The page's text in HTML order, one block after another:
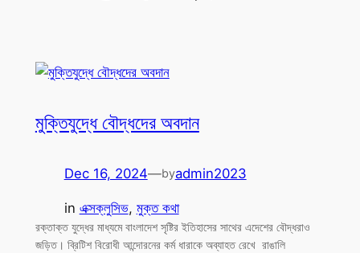
মুক্তিযুদ্ধে বৌদ্ধদের অবদান
Dec 16, 2024—byadmin2023
in এক্সক্লুসিভ, মুক্ত কথা
রক্তাক্ত যুদ্ধের মাধ্যমে বাংলাদেশ সৃষ্টির ইতিহাসের সাথের এদেশের বৌদ্ধরাও
জড়িত। ব্রিটিশ বিরোধী আন্দোরনের কর্ম ধারাকে অব্যাহত রেখে রাঙালি